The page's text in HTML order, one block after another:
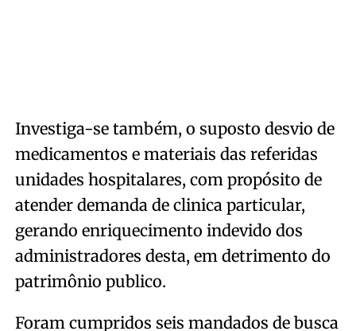
Investiga-se também, o suposto desvio de
medicamentos e materiais das referidas
unidades hospitalares, com propósito de
atender demanda de clinica particular,
gerando enriquecimento indevido dos
administradores desta, em detrimento do
patrimônio publico.
Foram cumpridos seis mandados de busca